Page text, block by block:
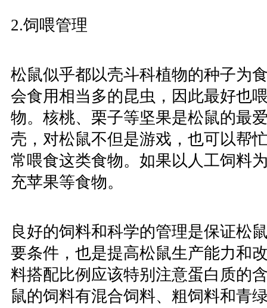
2.饲喂管理
松鼠似乎都以壳斗科植物的种子为
会食用相当多的昆虫，因此最好也
物。核桃、栗子等坚果是松鼠的最
壳，对松鼠不但是游戏，也可以帮
常喂食这类食物。如果以人工饲料
充苹果等食物。
良好的饲料和科学的管理是保证松
要条件，也是提高松鼠生产能力和
料搭配比例应该特别注意蛋白质的
鼠的饲料有混合饲料、粗饲料和青